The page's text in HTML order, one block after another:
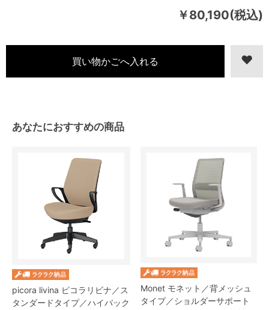
￥80,190(税込)
あなたにおすすめの商品
picora livina ピコラリビナ／ス
タンダードタイプ／ハイバック
Monet モネット／背メッシュ
タイプ／ショルダーサポート